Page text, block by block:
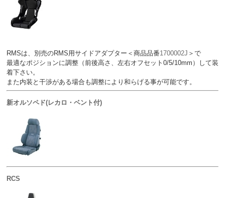
RMSは、別売のRMS用サイドアダプター＜商品品番1700002J ＞で
最適なポジションに調整（前後高さ、左右オフセット0/5/10mm）して装
着下さい。
また内装と干渉がある場合も調整により和らげる事が可能です。
新オルソペド(レカロ・ベント付)
RCS